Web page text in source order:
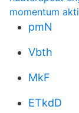
momentum
pmN
Vbth
MkF
ETkdD